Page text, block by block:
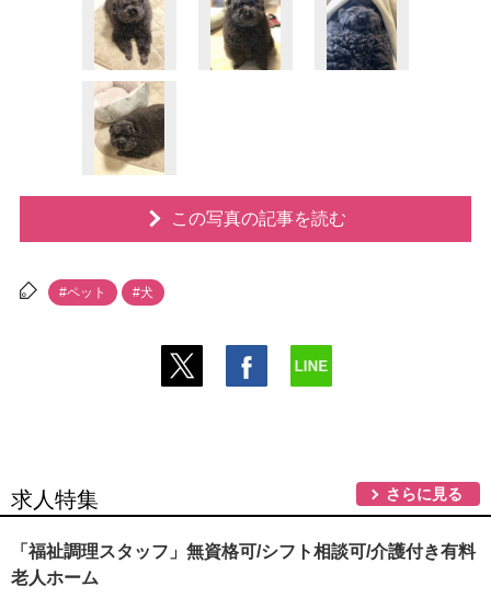
この写真の記事を読む
#ペット #犬
求人特集 さらに見る
「福祉調理スタッフ」無資格可/シフト相談可/介護付き有料
老人ホーム